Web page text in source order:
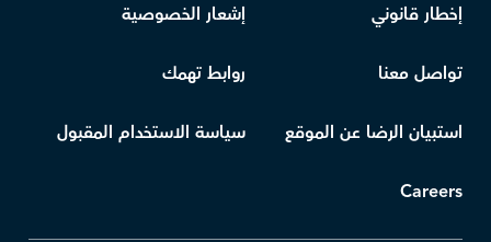
إخطار قانوني إشعار الخصوصية
تواصل معنا روابط تهمك
استبيان الرضا عن الموقع سياسة الاستخدام المقبول
Careers